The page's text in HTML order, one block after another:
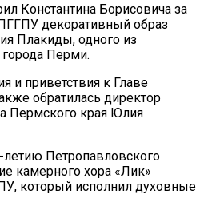
Константина Борисовича за
декоративный образ
Плакиды, одного из
Перми.
и приветствия к Главе
обратилась директор
Пермского края Юлия
Петропавловского
камерного хора «Лик»
который исполнил духовные